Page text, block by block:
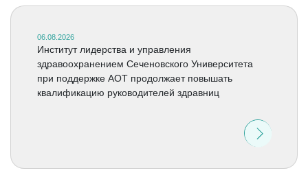
06.08.2026
Институт лидерства и управления
здравоохранением Сеченовского Университета
при поддержке АОТ продолжает повышать
квалификацию руководителей здравниц